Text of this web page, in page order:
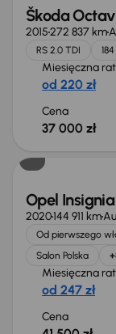
Škoda
2015272 837 km
RS 2.0 TDI
Miesięczna
od 220 zł
Cena
37 000 zł
Opel Insignia
2020144 911 km
Od pierwszego
Salon Polska
Miesięczna
od 247 zł
Cena